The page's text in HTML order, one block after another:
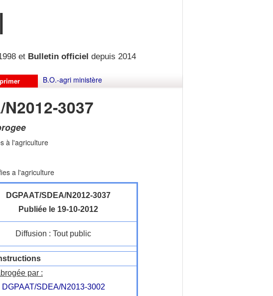
et Bulletin officiel depuis 2014
B.O.-agri ministère
N2012-3037
à l'agriculture
a l'agriculture
DGPAAT/SDEA/N2012-3037
Publiée le 19-10-2012
Diffusion : Tout public
par :
DGPAAT/SDEA/N2013-3002